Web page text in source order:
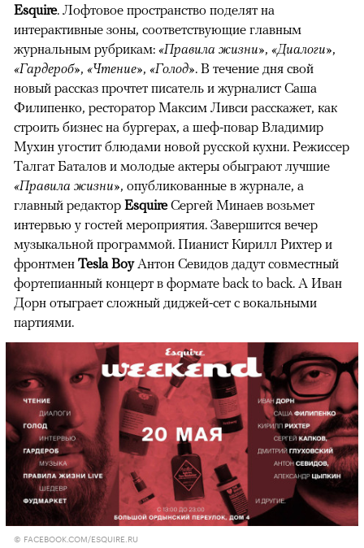
Esquire. Лофтовое пространство поделят на
интерактивные зоны, соответствующие главным
журнальным рубрикам: «Правила жизни», «Диалоги»,
«Гардероб», «Чтение», «Голод». В течение дня свой
новый рассказ прочтет писатель и журналист Саша
Филипенко, ресторатор Максим Ливси расскажет, как
строить бизнес на бургерах, а шеф-повар Владимир
Мухин угостит блюдами новой русской кухни. Режиссер
Талгат Баталов и молодые актеры обыграют лучшие
«Правила жизни», опубликованные в журнале, а
главный редактор EsquireСергей Минаев возьмет
интервью у гостей мероприятия. Завершится вечер
музыкальной программой. Пианист Кирилл Рихтер и
фронтмен Tesla BoyАнтон Севидов дадут совместный
фортепианный концерт в формате back to back. А Иван
Дорн отыграет сложный диджей-сет с вокальными
партиями.
© FACEBOOK.COM/ESQUIRE.RU